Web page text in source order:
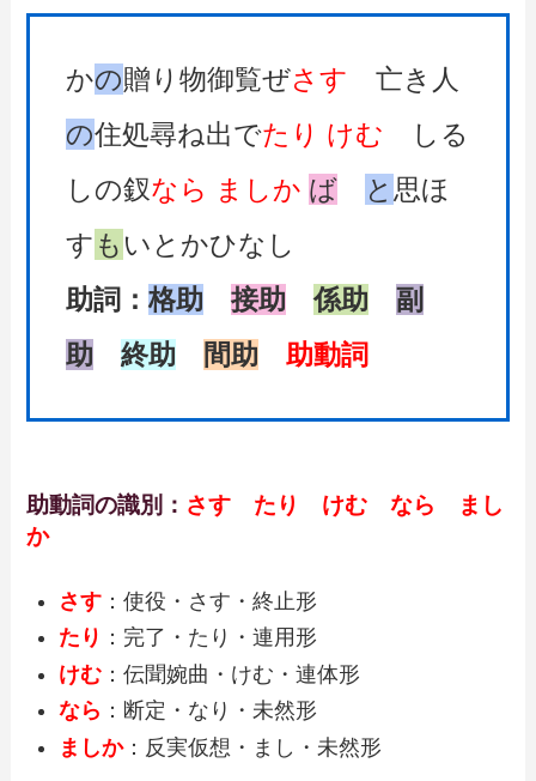
かの贈り物御覧ぜさす 亡き人
の住処尋ね出でたり けむ しる
しの釵なら ましか ば と思ほ
す も いとかひなし
助詞：格助 接助 係助
副
助
終助 間助 助動詞
助動詞の識別： さす たり けむ なら まし
か
さす ：使役・さす・終止形
たり ：完了・たり・連用形
けむ ：伝聞婉曲・けむ・連体形
なら ：断定・なり・未然形
ましか：反実仮想・まし・未然形